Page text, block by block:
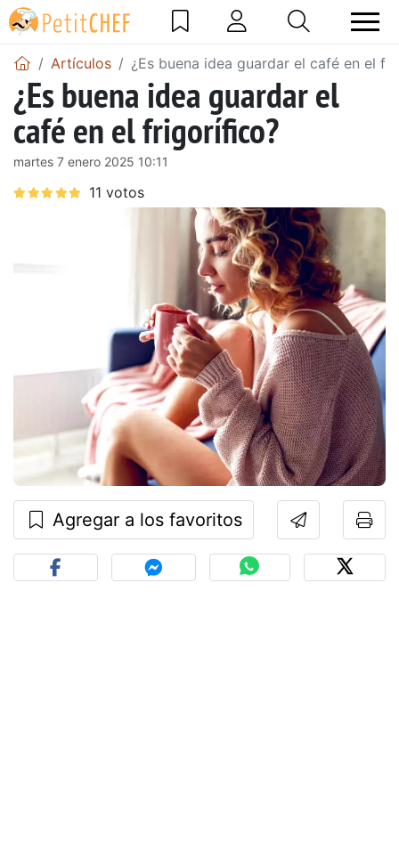
Artículos ¿Es buena idea guardar el café en el
¿Es buena idea guardar el
café en el frigorífico?
martes 7 enero 2025 10:11
Agregar a los favoritos